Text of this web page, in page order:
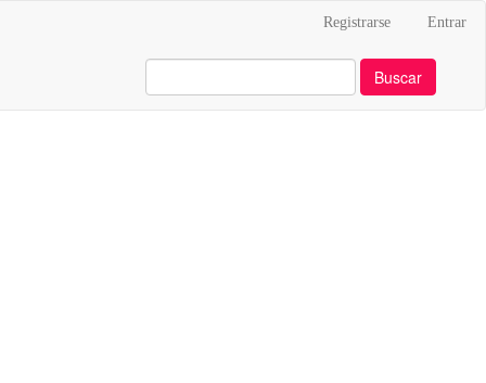
Registrarse Entrar
Buscar